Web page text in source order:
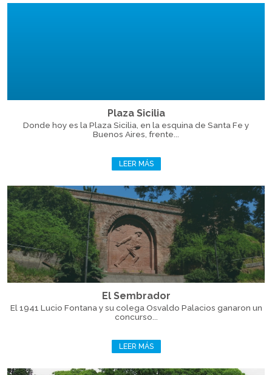
Plaza Sicilia
Donde hoy es la Plaza Sicilia, en la esquina de Santa Fe y
Buenos Aires, frente...
LEER MÁS
El Sembrador
El 1941 Lucio Fontana y su colega Osvaldo Palacios ganaron un
concurso...
LEER MÁS